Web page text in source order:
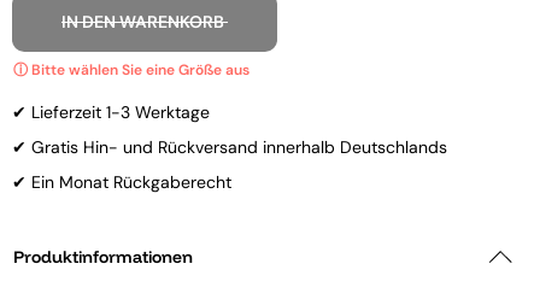
IN DEN WARENKORB
✔ Lieferzeit 1-3 Werktage
✔ Gratis Hin- und Rückversand innerhalb Deutschlands
✔ Ein Monat Rückgaberecht
Produktinformationen